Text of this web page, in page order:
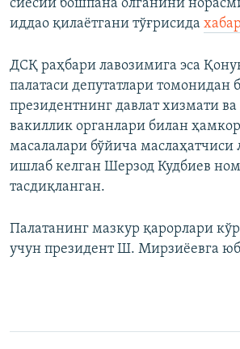
сиёсий бошпана олганини
иддао қилаётгани тўғрисида хабар
ДСҚ раҳбари лавозимига эса
палатаси депутатлари томонидан
президентнинг давлат хизмати
вакиллик органлари билан
масалалари бўйича маслаҳатчиси
ишлаб келган Шерзод Кудбиев
тасдиқланган.
Палатанинг мазкур қарорлари
учун президент Ш. Мирзиёевга